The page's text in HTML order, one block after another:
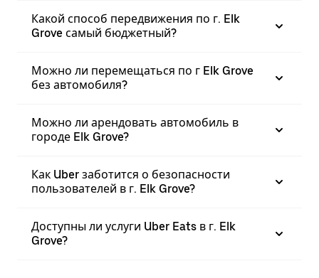
Какой способ передвижения по г. Elk
Grove самый бюджетный?
Можно ли перемещаться по г Elk Grove
без автомобиля?
Можно ли арендовать автомобиль в
городе Elk Grove?
Как Uber заботится о безопасности
пользователей в г. Elk Grove?
Доступны ли услуги Uber Eats в г. Elk
Grove?